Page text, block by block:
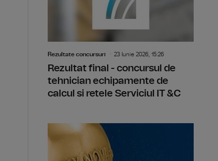
Rezultate concursuri 23 Iunie 2026, 15:26
Rezultat final - concursul de
tehnician echipamente de
calcul si retele Serviciul IT &C